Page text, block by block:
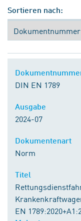
Sortieren nach:
DIN EN 1789
2024-07
Norm
EN